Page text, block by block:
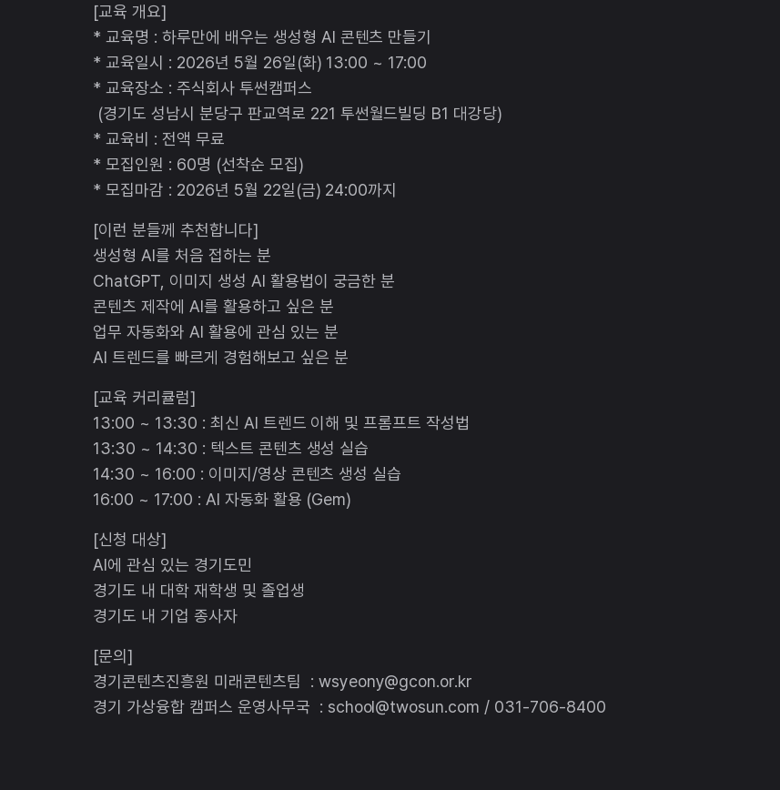
[교육 개요]
* 교육명 : 하루만에 배우는 생성형 AI 콘텐츠 만들기
* 교육일시 : 2026년 5월 26일(화) 13:00 ~ 17:00
* 교육장소 : 주식회사 투썬캠퍼스
(경기도 성남시 분당구 판교역로 221 투썬월드빌딩 B1 대강당)
* 교육비 : 전액 무료
* 모집인원 : 60명 (선착순 모집)
* 모집마감 : 2026년 5월 22일(금) 24:00까지
[이런 분들께 추천합니다]
생성형 AI를 처음 접하는 분
ChatGPT, 이미지 생성 AI 활용법이 궁금한 분
콘텐츠 제작에 AI를 활용하고 싶은 분
업무 자동화와 AI 활용에 관심 있는 분
AI 트렌드를 빠르게 경험해보고 싶은 분
[교육 커리큘럼]
13:00 ~ 13:30 : 최신 AI 트렌드 이해 및 프롬프트 작성법
13:30 ~ 14:30 : 텍스트 콘텐츠 생성 실습
14:30 ~ 16:00 : 이미지/영상 콘텐츠 생성 실습
16:00 ~ 17:00 : AI 자동화 활용 (Gem)
[신청 대상]
AI에 관심 있는 경기도민
경기도 내 대학 재학생 및 졸업생
경기도 내 기업 종사자
[문의]
경기콘텐츠진흥원 미래콘텐츠팀 : wsyeony@gcon.or.kr
경기 가상융합 캠퍼스 운영사무국 : school@twosun.com / 031-706-8400